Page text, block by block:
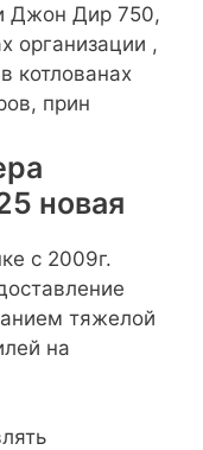
Джон Дир 750,
организации ,
котлованах
прин
новая
с 2009г.
тяжелой
на